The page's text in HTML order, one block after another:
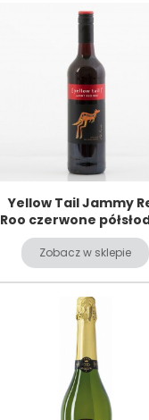
Yellow Tail Jammy
Roo czerwone
Zobacz w sklepie